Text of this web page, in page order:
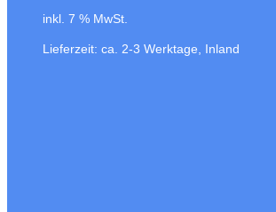
inkl. 7 % MwSt.
Lieferzeit: ca. 2-3 Werktage, Inland